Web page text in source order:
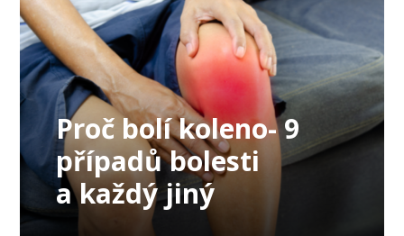
Proč bolí koleno- 9
případů bolesti
a každý jiný